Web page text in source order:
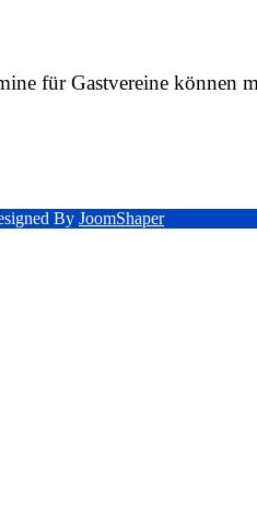
für Gastvereine können
By JoomShaper